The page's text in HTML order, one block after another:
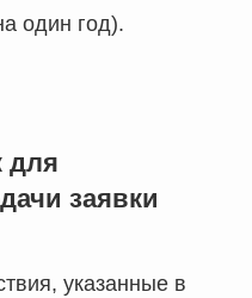
один год).
для
заявки
указанные в